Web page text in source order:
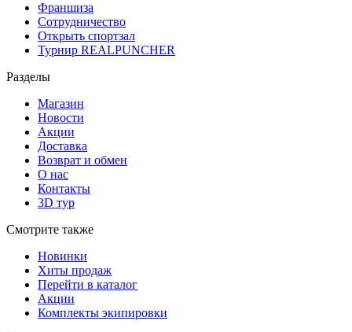
Франшиза
Сотрудничество
Открыть спортзал
Турнир REALPUNCHER
Разделы
Магазин
Новости
Акции
Доставка
Возврат и обмен
О нас
Контакты
3D тур
Смотрите также
Новинки
Хиты продаж
Перейти в каталог
Акции
Комплекты экипировки